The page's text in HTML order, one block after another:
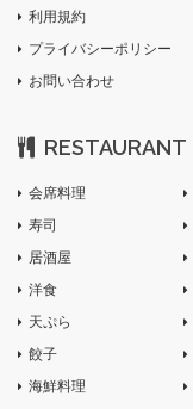
利用規約
プライバシーポリシー
お問い合わせ
RESTAURANT
会席料理
寿司
居酒屋
洋食
天ぷら
餃子
海鮮料理